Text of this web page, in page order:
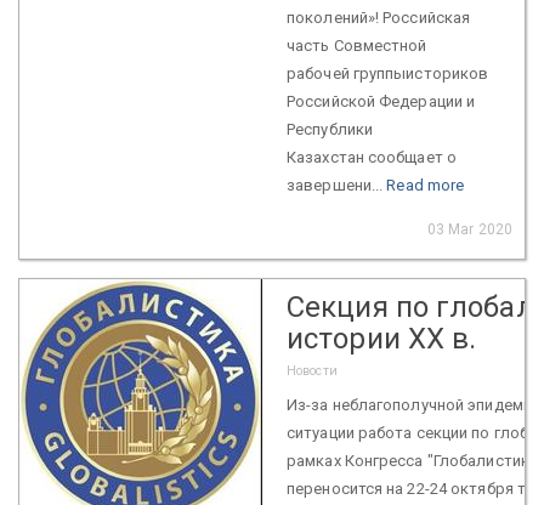
поколений»! Российская
часть Совместной
рабочей группыисториков
Российской Федерации и
Республики
Казахстан сообщает о
завершени...Read more
03 Mar 2020
Секция по
истории XX в.
Новости
Из-за неблагополучной
ситуации работа секции по
рамках Конгресса
переносится на 22-24 октября